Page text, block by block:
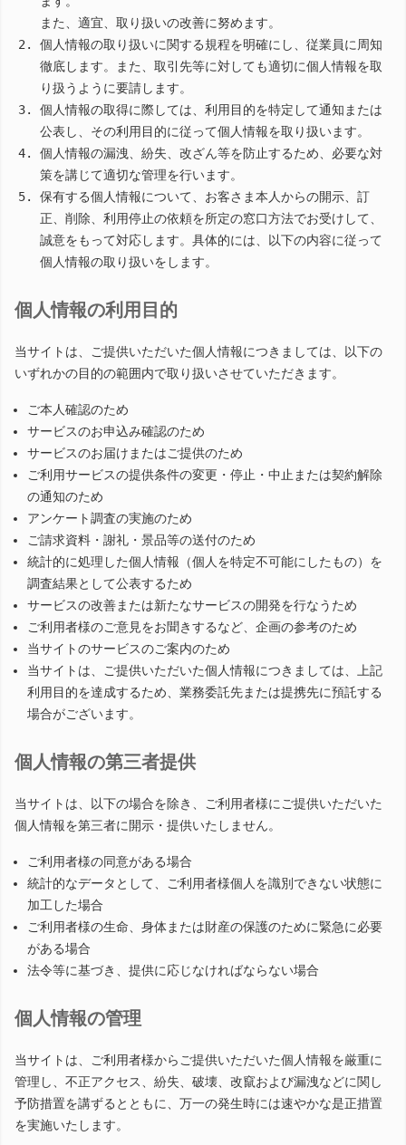
また、適宜、取り扱いの改善に努めます。
個人情報の取り扱いに関する規程を明確にし、従業員に周知
徹底します。また、取引先等に対しても適切に個人情報を取
り扱うように要請します。
個人情報の取得に際しては、利用目的を特定して通知または
公表し、その利用目的に従って個人情報を取り扱います。
個人情報の漏洩、紛失、改ざん等を防止するため、必要な対
策を講じて適切な管理を行います。
保有する個人情報について、お客さま本人からの開示、訂
正、削除、利用停止の依頼を所定の窓口方法でお受けして、
誠意をもって対応します。具体的には、以下の内容に従って
個人情報の取り扱いをします。
個人情報の利用目的
当サイトは、ご提供いただいた個人情報につきましては、以下の
いずれかの目的の範囲内で取り扱いさせていただきます。
ご本人確認のため
サービスのお申込み確認のため
サービスのお届けまたはご提供のため
ご利用サービスの提供条件の変更・停止・中止または契約解除
の通知のため
アンケート調査の実施のため
ご請求資料・謝礼・景品等の送付のため
統計的に処理した個人情報（個人を特定不可能にしたもの）を
調査結果として公表するため
サービスの改善または新たなサービスの開発を行なうため
ご利用者様のご意見をお聞きするなど、企画の参考のため
当サイトのサービスのご案内のため
当サイトは、ご提供いただいた個人情報につきましては、上記
利用目的を達成するため、業務委託先または提携先に預託する
場合がございます。
個人情報の第三者提供
当サイトは、以下の場合を除き、ご利用者様にご提供いただいた
個人情報を第三者に開示・提供いたしません。
ご利用者様の同意がある場合
統計的なデータとして、ご利用者様個人を識別できない状態に
加工した場合
ご利用者様の生命、身体または財産の保護のために緊急に必要
がある場合
法令等に基づき、提供に応じなければならない場合
個人情報の管理
当サイトは、ご利用者様からご提供いただいた個人情報を厳重に
管理し、不正アクセス、紛失、破壊、改竄および漏洩などに関し
予防措置を講ずるとともに、万一の発生時には速やかな是正措置
を実施いたします。